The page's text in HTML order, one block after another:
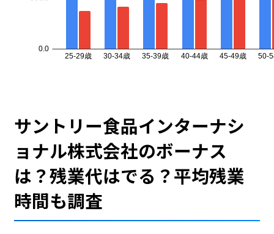
サントリー食品インターナシ
ョナル株式会社のボーナス
は？残業代はでる？平均残業
時間も調査